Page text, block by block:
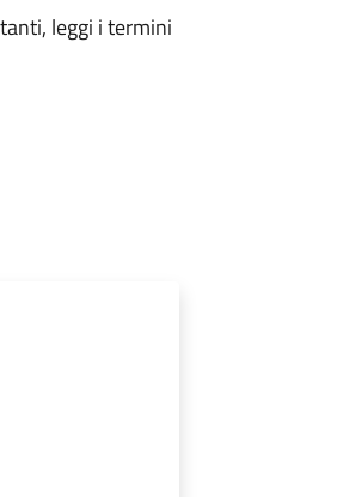
leggi i termini